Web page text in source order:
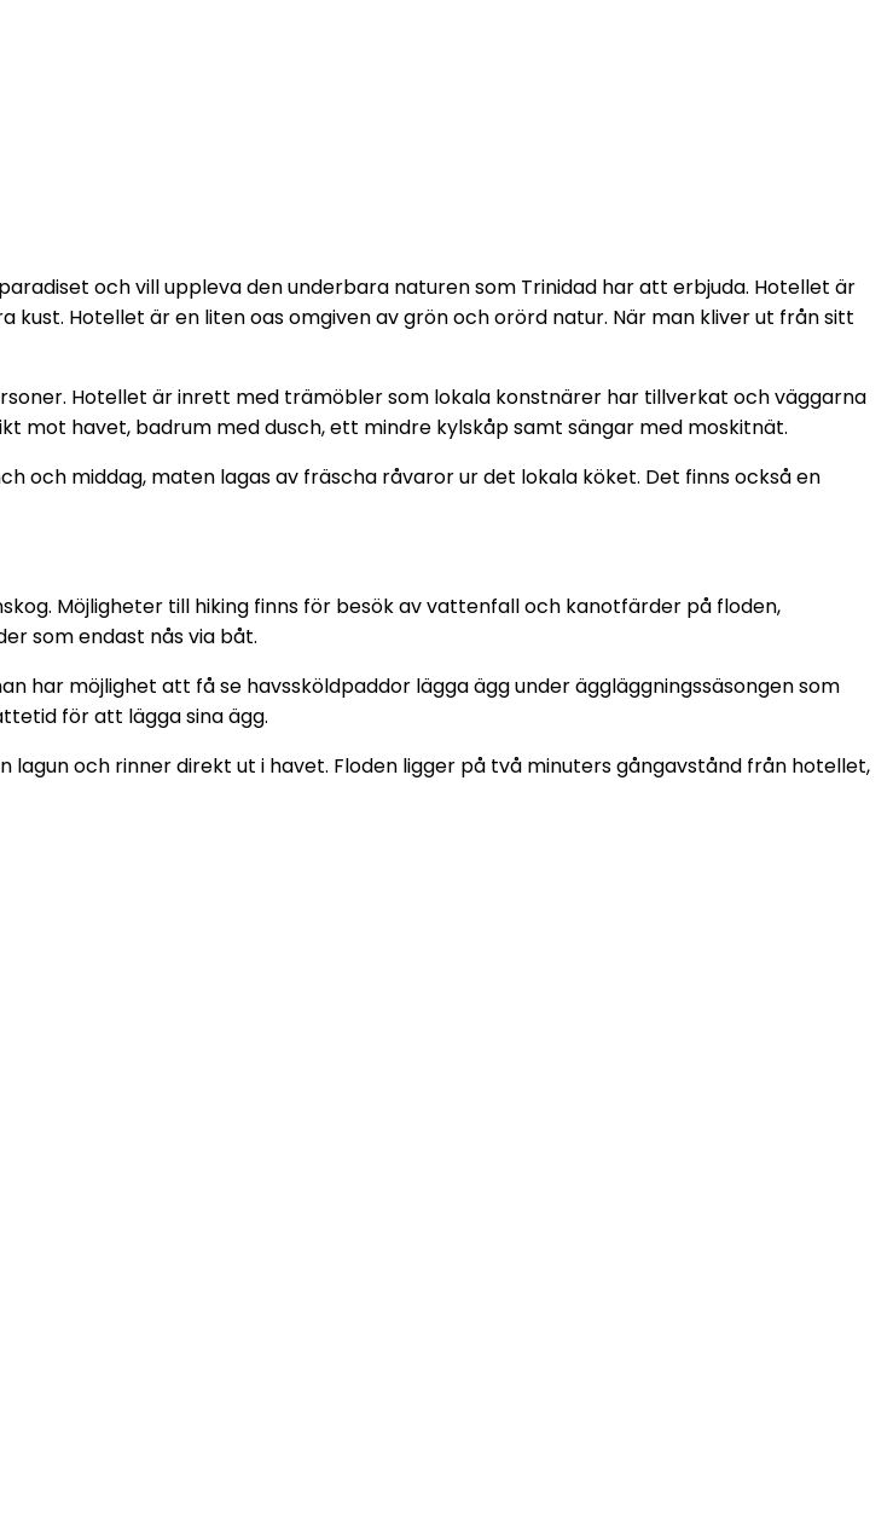
och vill uppleva den underbara naturen som Trinidad har att erbjuda. Hotellet är
Hotellet är en liten oas omgiven av grön och orörd natur. När man kliver ut från sitt
Hotellet är inrett med trämöbler som lokala konstnärer har tillverkat och väggarna
mot havet, badrum med dusch, ett mindre kylskåp samt sängar med moskitnät.
och middag, maten lagas av fräscha råvaror ur det lokala köket. Det finns också en
Möjligheter till hiking finns för besök av vattenfall och kanotfärder på floden,
som endast nås via båt.
har möjlighet att få se havssköldpaddor lägga ägg under äggläggningssäsongen som
för att lägga sina ägg.
och rinner direkt ut i havet. Floden ligger på två minuters gångavstånd från hotellet,